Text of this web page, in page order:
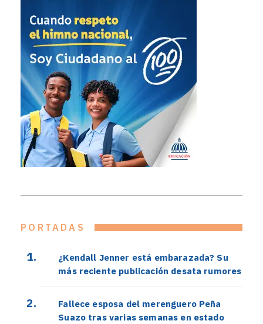
PORTADAS
¿Kendall Jenner está embarazada? Su
más reciente publicación desata rumores
Fallece esposa del merenguero Peña
Suazo tras varias semanas en estado